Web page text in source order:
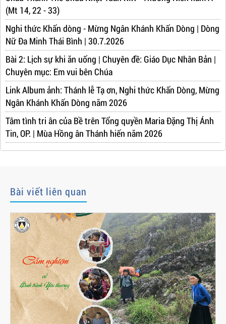
(Mt 14, 22 - 33)
Nghi thức Khấn dòng - Mừng Ngân Khánh Khấn Dòng | Dòng
Nữ Đa Minh Thái Bình | 30.7.2026
Bài 2: Lịch sự khi ăn uống | Chuyên đề: Giáo Dục Nhân Bản |
Chuyên mục: Em vui bên Chúa
Link Album ảnh: Thánh lễ Tạ ơn, Nghi thức Khấn Dòng, Mừng
Ngân Khánh Khấn Dòng năm 2026
Tâm tình tri ân của Bề trên Tổng quyền Maria Đặng Thị Ánh
Tin, OP. | Mùa Hồng ân Thánh hiến năm 2026
Bài viết liên quan